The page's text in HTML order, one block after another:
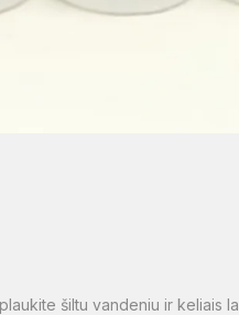
šiltu vandeniu ir keliais